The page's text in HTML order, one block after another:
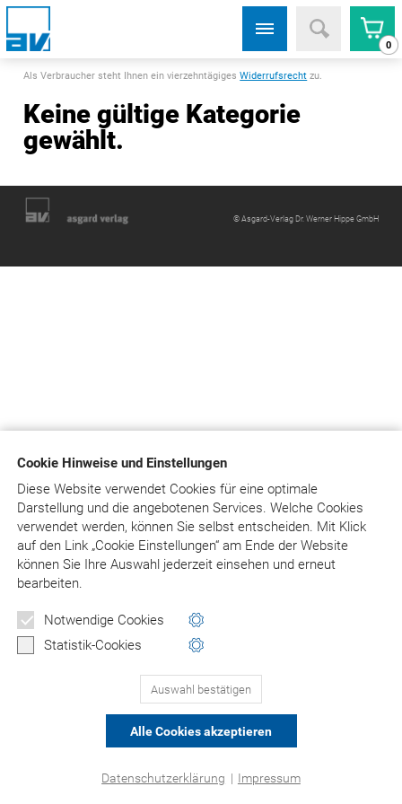
Cookie Hinweise und Einstellungen
Diese Website verwendet Cookies für eine optimale
Darstellung und die angebotenen Services. Welche Cookies
verwendet werden, können Sie selbst entscheiden. Mit Klick
aufden Link „Cookie Einstellungen“ am Ende der Website
können Sie Ihre Auswahl jederzeit einsehen und erneut
bearbeiten.
Notwendige Cookies
Statistik-Cookies
Auswahl bestätigen
Alle Cookies akzeptieren
Datenschutzerklärung | Impressum
0
Als Verbraucher steht Ihnen ein vierzehntägigesWiderrufsrecht zu.
Keine gültige Kategorie
gewählt.
© Asgard-Verlag Dr. Werner Hippe GmbH